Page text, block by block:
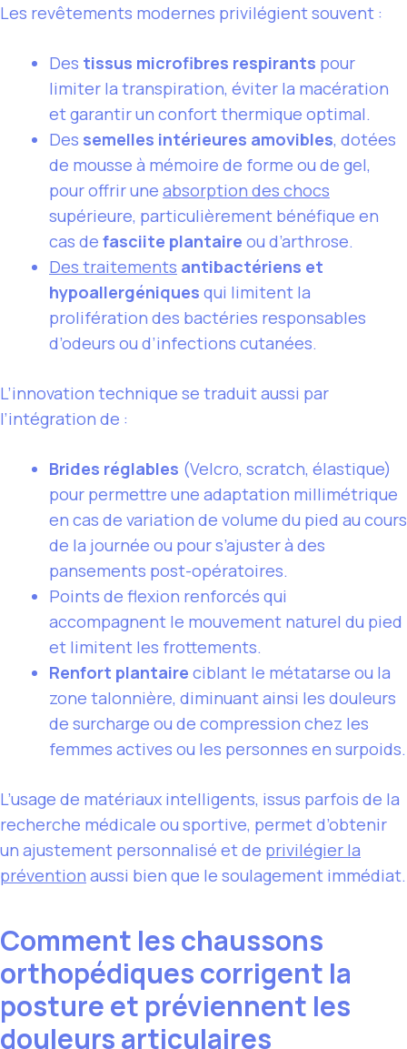
Les revêtements modernes privilégient souvent :
Des tissus microfibres respirants pour
limiter la transpiration, éviter la macération
et garantir un confort thermique optimal.
Des semelles intérieures amovibles, dotées
de mousse à mémoire de forme ou de gel,
pour offrir une absorption des chocs
supérieure, particulièrement bénéfique en
cas de fasciite plantaire ou d’arthrose.
Des traitements antibactériens et
hypoallergéniques qui limitent la
prolifération des bactéries responsables
d’odeurs ou d’infections cutanées.
L’innovation technique se traduit aussi par
l’intégration de :
Brides réglables (Velcro, scratch, élastique)
pour permettre une adaptation millimétrique
en cas de variation de volume du pied au cours
de la journée ou pour s’ajuster à des
pansements post-opératoires.
Points de flexion renforcés qui
accompagnent le mouvement naturel du pied
et limitent les frottements.
Renfort plantaire ciblant le métatarse ou la
zone talonnière, diminuant ainsi les douleurs
de surcharge ou de compression chez les
femmes actives ou les personnes en surpoids.
L’usage de matériaux intelligents, issus parfois de la
recherche médicale ou sportive, permet d’obtenir
un ajustement personnalisé et de privilégier la
prévention aussi bien que le soulagement immédiat.
Comment les chaussons
orthopédiques corrigent la
posture et préviennent les
douleurs articulaires